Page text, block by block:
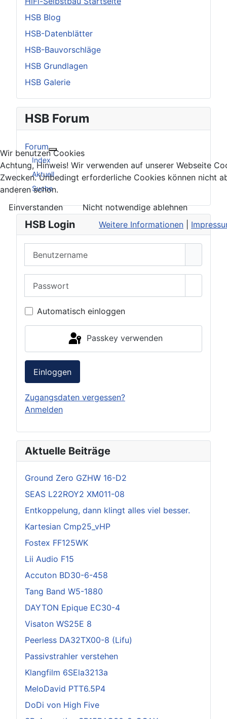
HSB Blog
HSB-Datenblätter
HSB-Bauvorschläge
HSB Grundlagen
HSB Galerie
HSB Forum
Forum
Weitere Informationen: Forum
Index
Aktuell
Suche
HSB Login
Automatisch einloggen
Passkey verwenden
Einloggen
Zugangsdaten vergessen?
Anmelden
Aktuelle Beiträge
Ground Zero GZHW 16-D2
SEAS L22ROY2 XM011-08
Entkoppelung, dann klingt alles viel besser.
Kartesian Cmp25_vHP
Fostex FF125WK
Lii Audio F15
Accuton BD30-6-458
Tang Band W5-1880
DAYTON Epique EC30-4
Visaton WS25E 8
Peerless DA32TX00-8 (Lifu)
Passivstrahler verstehen
Klangfilm 6SEla3213a
MeloDavid PTT6.5P4
DoDi von High Five
Wir benutzen Cookies
Achtung, Hinweis! Wir verwenden auf unserer Webseite
Zwecken. Unbedingt erforderliche Cookies können nicht
anderen schon.
Einverstanden
Nicht notwendige ablehnen
Weitere Informationen